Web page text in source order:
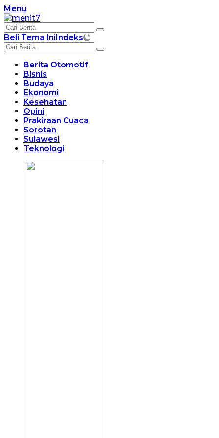
Langsung
ke
konten
Menu
Beli Tema IniIndeks
Berita Otomotif
Bisnis
Budaya
Ekonomi
Kesehatan
Opini
Prakiraan Cuaca
Sorotan
Sulawesi
Teknologi